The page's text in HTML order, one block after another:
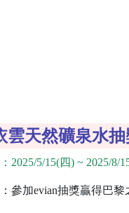
雲天然礦泉水
2025/5/15(四) ~ 2025/8/
參加evian抽獎贏得巴黎